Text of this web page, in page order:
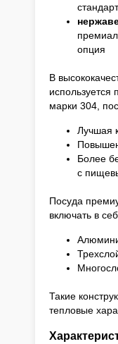
опция
В
марки 304,
Лучшая
Более
с
Посуда
включать в
Такие
тепловые